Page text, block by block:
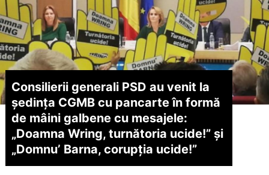
Consilierii generali PSD au venit la
ședința CGMB cu pancarte în formă
de mâini galbene cu mesajele:
„Doamna Wring, turnătoria ucide!” și
„Domnu’ Barna, corupția ucide!”